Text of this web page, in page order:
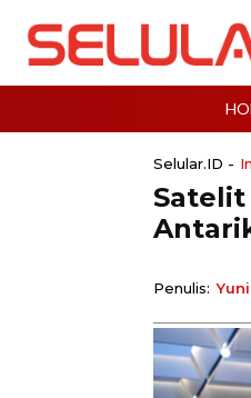
Selular.ID -
Satelit
Penulis: